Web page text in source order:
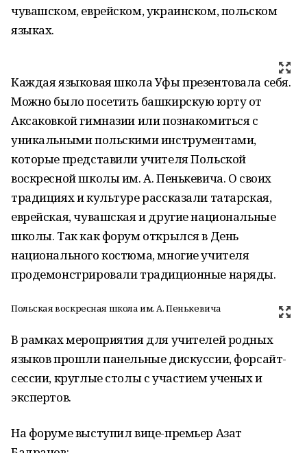
чувашском, еврейском, украинском, польском
языках.
Каждая языковая школа Уфы презентовала себя.
Можно было посетить башкирскую юрту от
Аксаковкой гимназии или познакомиться с
уникальными польскими инструментами,
которые представили учителя Польской
воскресной школы им. А. Пенькевича. О своих
традициях и культуре рассказали татарская,
еврейская, чувашская и другие национальные
школы. Так как форум открылся в День
национального костюма, многие учителя
продемонстрировали традиционные наряды.
Польская воскресная школа им. А. Пенькевича
В рамках мероприятия для учителей родных
языков прошли панельные дискуссии, форсайт-
сессии, круглые столы с участием ученых и
экспертов.
На форуме выступил вице-премьер Азат